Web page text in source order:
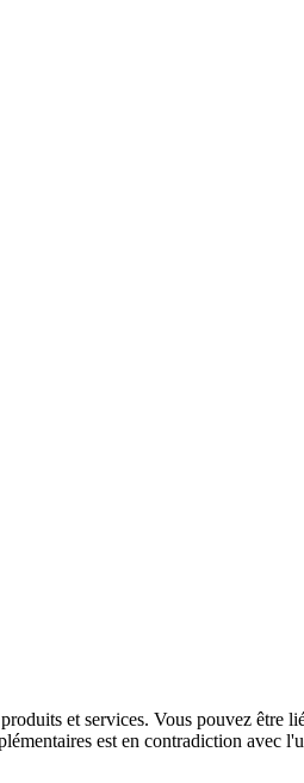
et services. Vous pouvez être
est en contradiction avec